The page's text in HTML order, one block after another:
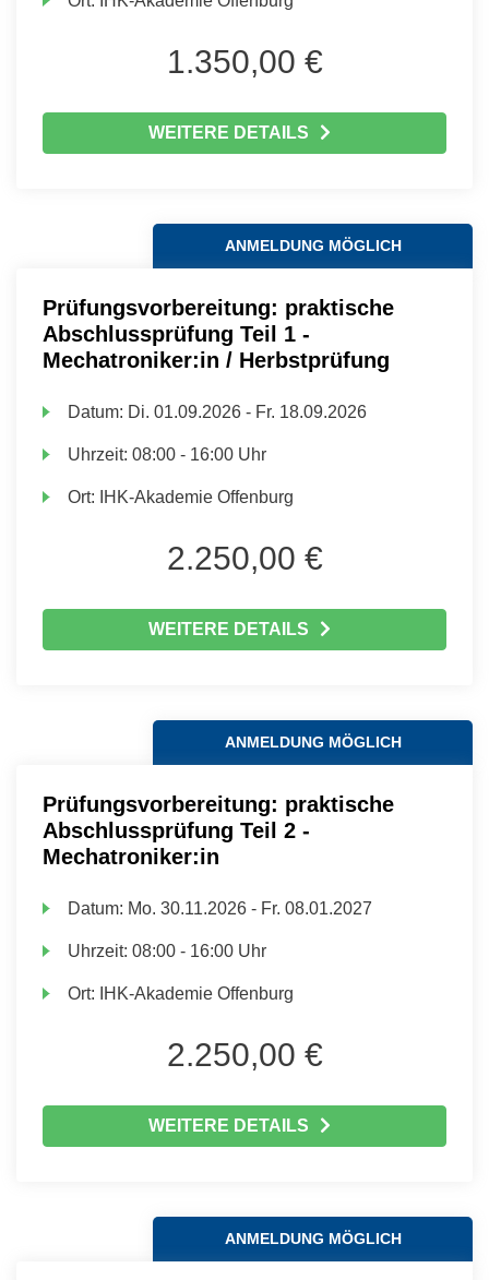
1.350,00 €
WEITERE DETAILS
ANMELDUNG MÖGLICH
Prüfungsvorbereitung: praktische
Abschlussprüfung Teil 1 -
Mechatroniker:in / Herbstprüfung
Datum: Di. 01.09.2026 - Fr. 18.09.2026
Uhrzeit:08:00 - 16:00 Uhr
Ort: IHK-Akademie Offenburg
2.250,00 €
WEITERE DETAILS
ANMELDUNG MÖGLICH
Prüfungsvorbereitung: praktische
Abschlussprüfung Teil 2 -
Mechatroniker:in
Datum: Mo. 30.11.2026 - Fr. 08.01.2027
Uhrzeit:08:00 - 16:00 Uhr
Ort: IHK-Akademie Offenburg
2.250,00 €
WEITERE DETAILS
ANMELDUNG MÖGLICH